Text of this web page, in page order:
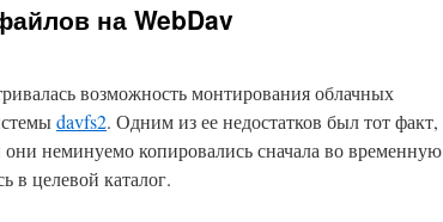
на WebDav
возможность монтирования облачных
davfs2. Одним из ее недостатков был тот факт,
неминуемо копировались сначала во временную
в целевой каталог.